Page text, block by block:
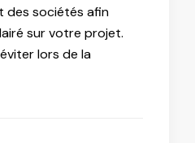
des sociétés afin
sur votre projet.
lors de la